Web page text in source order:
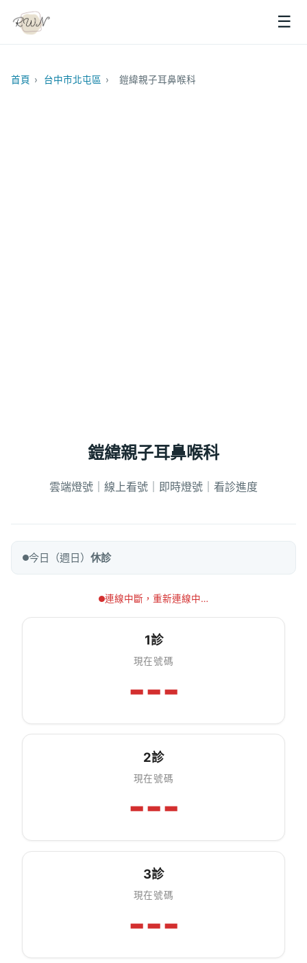
☰
首頁 › 台中市北屯區 › 鎧緯親子耳鼻喉科
鎧緯親子耳鼻喉科
雲端燈號｜線上看號｜即時燈號｜看診進度
今日（週日） 休診
連線中斷，重新連線中…
1診
現在號碼
---
2診
現在號碼
---
3診
現在號碼
---